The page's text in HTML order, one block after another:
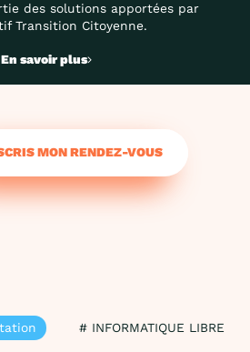
des solutions apportées par
Transition Citoyenne.
En savoir plus
MON RENDEZ-VOUS
# INFORMATIQUE LIBRE